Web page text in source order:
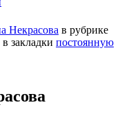
Некрасова в рубрике
закладки постоянную